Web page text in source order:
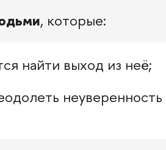
, которые:
найти выход из неё;
неуверенность